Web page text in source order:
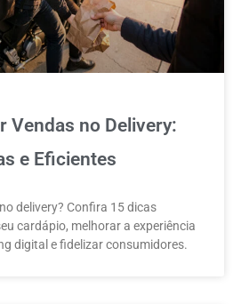
Vendas no Delivery:
e Eficientes
delivery? Confira 15 dicas
cardápio, melhorar a experiência
digital e fidelizar consumidores.